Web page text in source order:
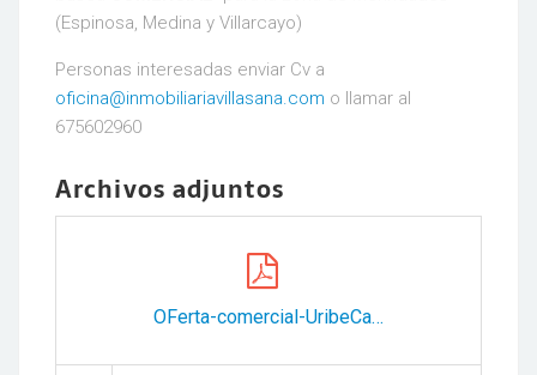
(Espinosa, Medina y Villarcayo)
Personas interesadas enviar Cv a
oficina@inmobiliariavillasana.com o llamar al
675602960
Archivos adjuntos
OFerta-comercial-UribeCasa.pdf